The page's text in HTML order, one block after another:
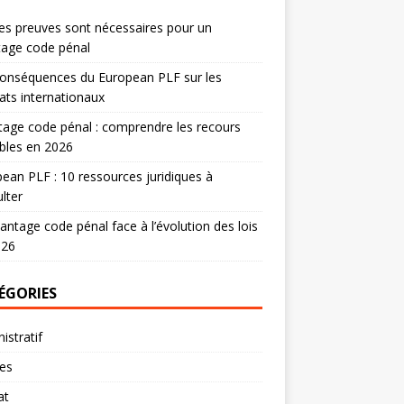
preuves sont nécessaires pour un
code pénal
du European PLF sur les
internationaux
code pénal : comprendre les recours
en 2026
PLF : 10 ressources juridiques à
code pénal face à l’évolution des lois